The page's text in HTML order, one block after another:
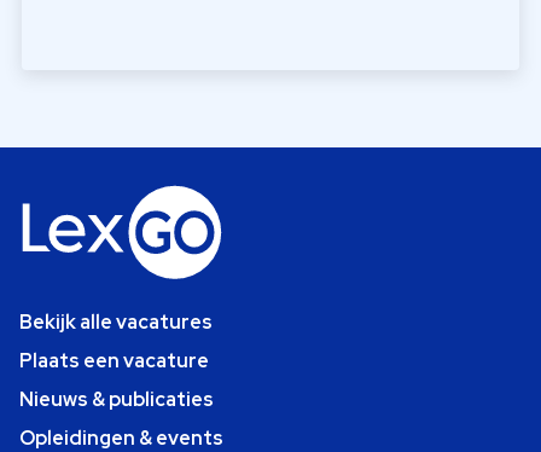
Bekijk alle vacatures
Plaats een vacature
Nieuws & publicaties
Opleidingen & events